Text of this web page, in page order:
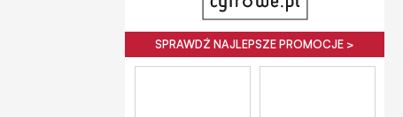
SPRAWDŹ NAJLEPSZE PROMOCJE >